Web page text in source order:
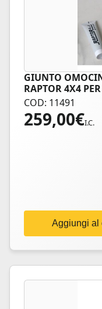
GIUNTO
RAPTOR 4X4
COD: 11491
259,00€I.C.
Aggiungi al